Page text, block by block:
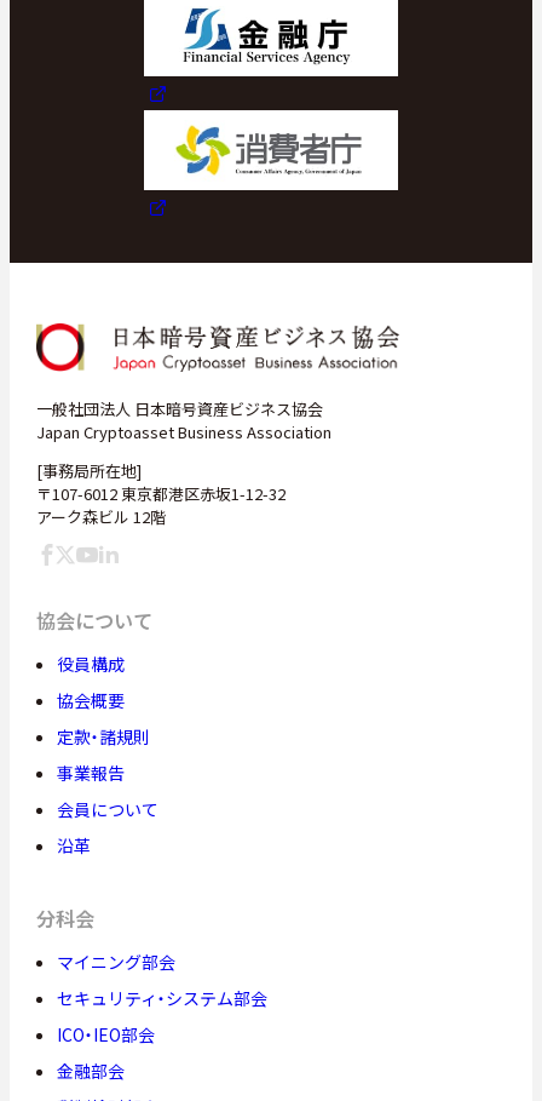
一般社団法人 日本暗号資産ビジネス協会
Japan Cryptoasset Business Association
[事務局所在地]
〒107-6012 東京都港区赤坂1-12-32
アーク森ビル 12階
協会について
役員構成
協会概要
定款・諸規則
事業報告
会員について
沿革
分科会
マイニング部会
セキュリティ・システム部会
ICO・IEO部会
金融部会